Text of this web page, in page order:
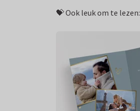
💝 Ook leuk om te lezen: